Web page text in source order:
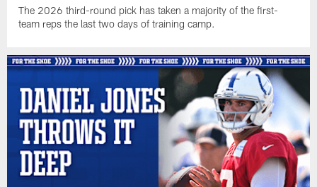
The 2026 third-round pick has taken a majority of the first-
team reps the last two days of training camp.